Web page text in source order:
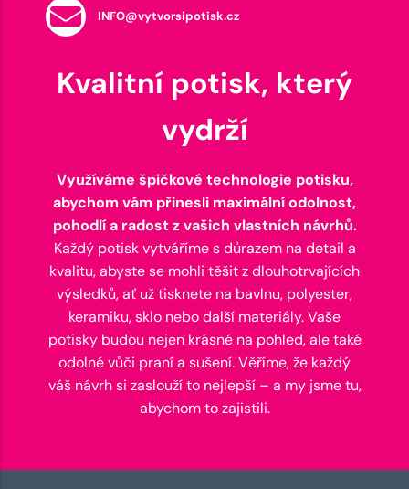
INFO@vytvorsipotisk.cz
Kvalitní potisk, který
vydrží
Využíváme špičkové technologie potisku,
abychom vám přinesli maximální odolnost,
pohodlí a radost z vašich vlastních návrhů.
Každý potisk vytváříme s důrazem na detail a
kvalitu, abyste se mohli těšit z dlouhotrvajících
výsledků, ať už tisknete na bavlnu, polyester,
keramiku, sklo nebo další materiály. Vaše
potisky budou nejen krásné na pohled, ale také
odolné vůči praní a sušení. Věříme, že každý
váš návrh si zaslouží to nejlepší – a my jsme tu,
abychom to zajistili.